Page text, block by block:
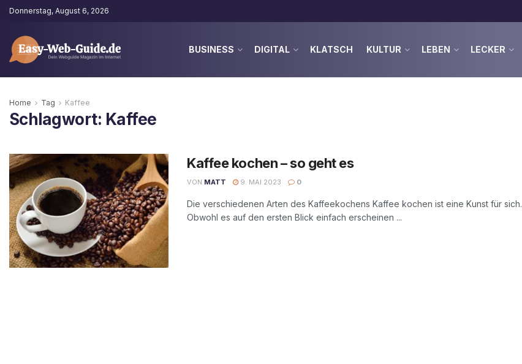
Donnerstag, August 6, 2026
BUSINESS DIGITAL KLATSCH KULTUR LEBEN LECKER
Home Tag Kaffee
Schlagwort: Kaffee
Kaffee kochen – so geht es
VON MATT 9. MAI 2023 0
Die verschiedenen Arten des Kaffeekochens Kaffee kochen ist eine Kunst für sich.
Obwohl es auf den ersten Blick einfach erscheinen ...